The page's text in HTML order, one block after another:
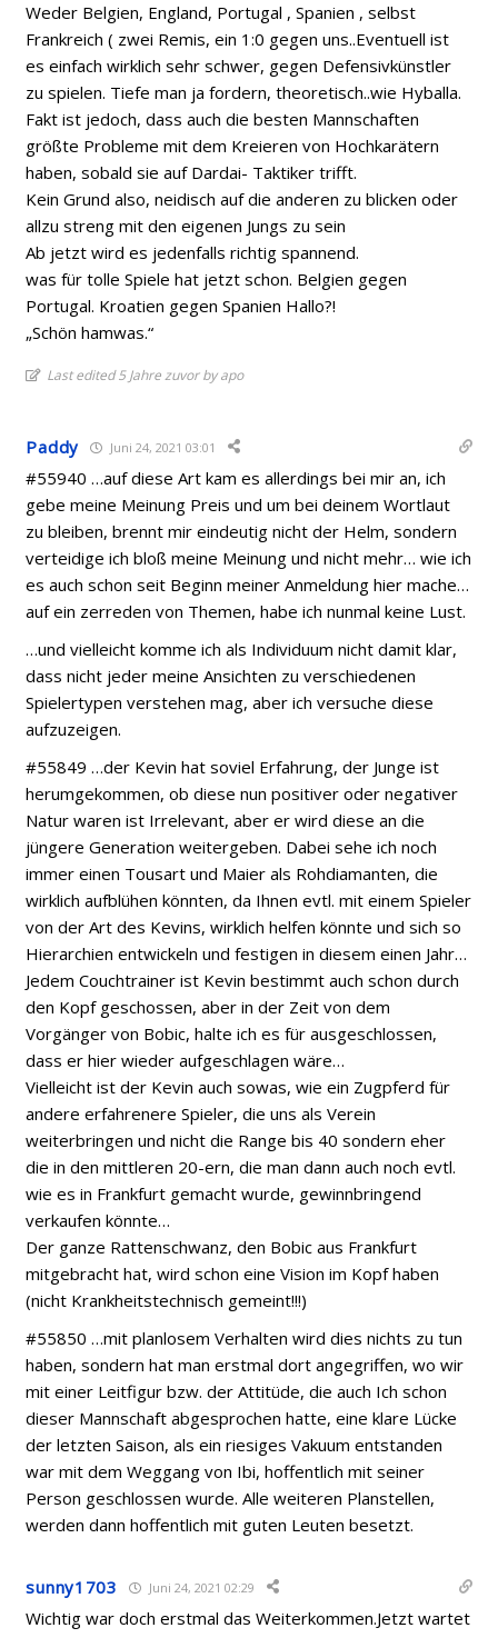
Weder Belgien, England, Portugal , Spanien , selbst
Frankreich ( zwei Remis, ein 1:0 gegen uns..Eventuell ist
es einfach wirklich sehr schwer, gegen Defensivkünstler
zu spielen. Tiefe man ja fordern, theoretisch..wie Hyballa.
Fakt ist jedoch, dass auch die besten Mannschaften
größte Probleme mit dem Kreieren von Hochkarätern
haben, sobald sie auf Dardai- Taktiker trifft.
Kein Grund also, neidisch auf die anderen zu blicken oder
allzu streng mit den eigenen Jungs zu sein
Ab jetzt wird es jedenfalls richtig spannend.
was für tolle Spiele hat jetzt schon. Belgien gegen
Portugal. Kroatien gegen Spanien Hallo?!
„Schön hamwas.“
Last edited 5 Jahre zuvor by apo
Paddy Juni 24, 2021 03:01
#55940 …auf diese Art kam es allerdings bei mir an, ich
gebe meine Meinung Preis und um bei deinem Wortlaut
zu bleiben, brennt mir eindeutig nicht der Helm, sondern
verteidige ich bloß meine Meinung und nicht mehr… wie ich
es auch schon seit Beginn meiner Anmeldung hier mache…
auf ein zerreden von Themen, habe ich nunmal keine Lust.
…und vielleicht komme ich als Individuum nicht damit klar,
dass nicht jeder meine Ansichten zu verschiedenen
Spielertypen verstehen mag, aber ich versuche diese
aufzuzeigen.
#55849 …der Kevin hat soviel Erfahrung, der Junge ist
herumgekommen, ob diese nun positiver oder negativer
Natur waren ist Irrelevant, aber er wird diese an die
jüngere Generation weitergeben. Dabei sehe ich noch
immer einen Tousart und Maier als Rohdiamanten, die
wirklich aufblühen könnten, da Ihnen evtl. mit einem Spieler
von der Art des Kevins, wirklich helfen könnte und sich so
Hierarchien entwickeln und festigen in diesem einen Jahr…
Jedem Couchtrainer ist Kevin bestimmt auch schon durch
den Kopf geschossen, aber in der Zeit von dem
Vorgänger von Bobic, halte ich es für ausgeschlossen,
dass er hier wieder aufgeschlagen wäre…
Vielleicht ist der Kevin auch sowas, wie ein Zugpferd für
andere erfahrenere Spieler, die uns als Verein
weiterbringen und nicht die Range bis 40 sondern eher
die in den mittleren 20-ern, die man dann auch noch evtl.
wie es in Frankfurt gemacht wurde, gewinnbringend
verkaufen könnte…
Der ganze Rattenschwanz, den Bobic aus Frankfurt
mitgebracht hat, wird schon eine Vision im Kopf haben
(nicht Krankheitstechnisch gemeint!!!)
#55850 …mit planlosem Verhalten wird dies nichts zu tun
haben, sondern hat man erstmal dort angegriffen, wo wir
mit einer Leitfigur bzw. der Attitüde, die auch Ich schon
dieser Mannschaft abgesprochen hatte, eine klare Lücke
der letzten Saison, als ein riesiges Vakuum entstanden
war mit dem Weggang von Ibi, hoffentlich mit seiner
Person geschlossen wurde. Alle weiteren Planstellen,
werden dann hoffentlich mit guten Leuten besetzt.
sunny1703 Juni 24, 2021 02:29
Wichtig war doch erstmal das Weiterkommen.Jetzt wartet